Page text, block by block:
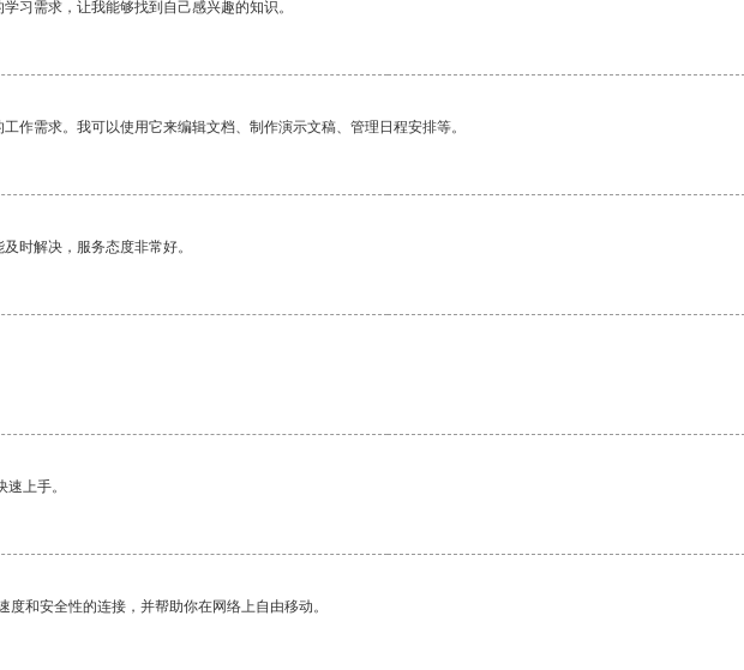
习需求，让我能够找到自己感兴趣的知识。
作需求。我可以使用它来编辑文档、制作演示文稿、管理日程安排等。
时解决，服务态度非常好。
上手。
和安全性的连接，并帮助你在网络上自由移动。